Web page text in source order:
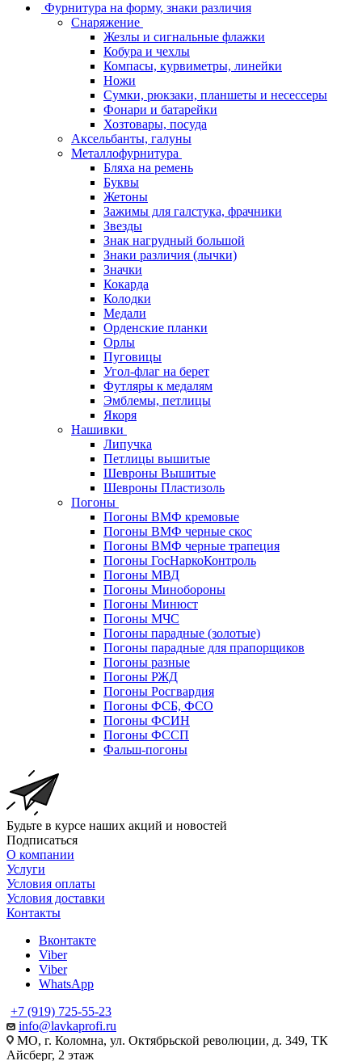
Фурнитура на форму, знаки различия
Снаряжение
Жезлы и сигнальные флажки
Кобура и чехлы
Компасы, курвиметры, линейки
Ножи
Сумки, рюкзаки, планшеты и несессеры
Фонари и батарейки
Хозтовары, посуда
Аксельбанты, галуны
Металлофурнитура
Бляха на ремень
Буквы
Жетоны
Зажимы для галстука, фрачники
Звезды
Знак нагрудный большой
Знаки различия (лычки)
Значки
Кокарда
Колодки
Медали
Орденские планки
Орлы
Пуговицы
Угол-флаг на берет
Футляры к медалям
Эмблемы, петлицы
Якоря
Нашивки
Липучка
Петлицы вышитые
Шевроны Вышитые
Шевроны Пластизоль
Погоны
Погоны ВМФ кремовые
Погоны ВМФ черные скос
Погоны ВМФ черные трапеция
Погоны ГосНаркоКонтроль
Погоны МВД
Погоны Минобороны
Погоны Минюст
Погоны МЧС
Погоны парадные (золотые)
Погоны парадные для прапорщиков
Погоны разные
Погоны РЖД
Погоны Росгвардия
Погоны ФСБ, ФСО
Погоны ФСИН
Погоны ФССП
Фальш-погоны
Будьте в курсе наших акций и новостей
Подписаться
О компании
Услуги
Условия оплаты
Условия доставки
Контакты
Вконтакте
Viber
Viber
WhatsApp
+7 (919) 725-55-23
info@lavkaprofi.ru
МО, г. Коломна, ул. Октябрьской революции, д. 349, ТК
Айсберг, 2 этаж